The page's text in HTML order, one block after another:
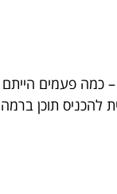
– כמה פעמים
להכניס תוכן